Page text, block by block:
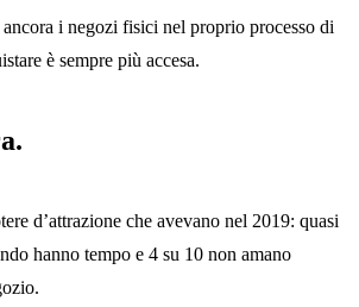
i negozi fisici nel proprio processo di
è sempre più accesa.
d’attrazione che avevano nel 2019: quasi
hanno tempo e 4 su 10 non amano